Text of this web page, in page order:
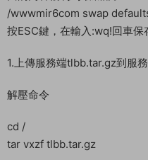
cd /opt
./tl.sh
CentOS6.5 系統
輸入：2